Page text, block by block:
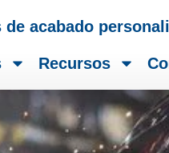
de acabado
Recursos